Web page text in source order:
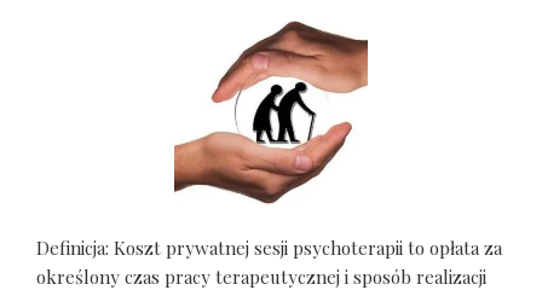
Definicja: Koszt prywatnej sesji psychoterapii to opłata za
określony czas pracy terapeutycznej i sposób realizacji